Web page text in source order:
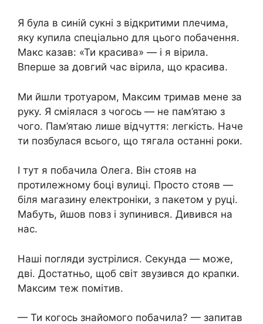
Я була в синій сукні з відкритими плечима,
яку купила спеціально для цього побачення.
Макс казав: «Ти красива» — і я вірила.
Вперше за довгий час вірила, що красива.
Ми йшли тротуаром, Максим тримав мене за
руку. Я сміялася з чогось — не пам’ятаю з
чого. Пам’ятаю лише відчуття: легкість. Наче
ти позбулася всього, що тягала останні роки.
І тут я побачила Олега. Він стояв на
протилежному боці вулиці. Просто стояв —
біля магазину електроніки, з пакетом у руці.
Мабуть, йшов повз і зупинився. Дивився на
нас.
Наші погляди зустрілися. Секунда — може,
дві. Достатньо, щоб світ звузився до крапки.
Максим теж помітив.
— Ти когось знайомого побачила? — запитав